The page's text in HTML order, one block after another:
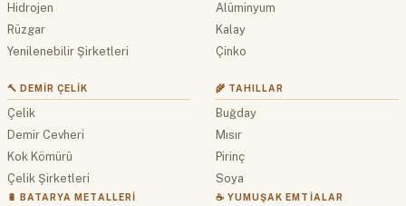
Hidrojen
Rüzgar
Yenilenebilir Şirketleri
Alüminyum
Kalay
Çinko
🔨 DEMIR ÇELIK
Çelik
Demir Cevheri
Kok Kömürü
Çelik Şirketleri
🔋 BATARYA METALLERI
🌾 TAHILLAR
Buğday
Mısır
Pirinç
Soya
☕ YUMUŞAK EMTIALAR